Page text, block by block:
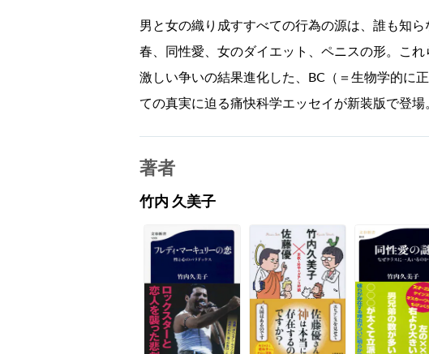
男と女の織り成すすべての行為の源は、誰も知
春、同性愛、女のダイエット、ペニスの形。こ
激しい争いの結果進化した、BC（＝生物学的に
ての真実に迫る痛快科学エッセイが新装版で登
著者
竹内 久美子